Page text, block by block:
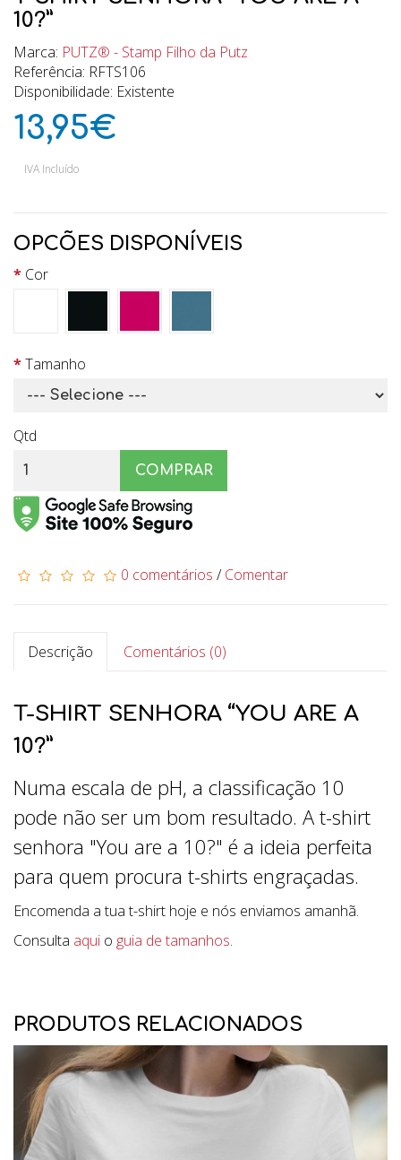
10?”
Marca: PUTZ® - Stamp Filho da Putz
Referência: RFTS106
Disponibilidade: Existente
13,95€
IVA Incluído
OPCÕES DISPONÍVEIS
Cor
Tamanho
Qtd
COMPRAR
0 comentários /Comentar
Descrição Comentários (0)
T-SHIRT SENHORA “YOU ARE A
10?”
Numa escala de pH, a classificação 10
pode não ser um bom resultado. A t-shirt
senhora "You are a 10?" é a ideia perfeita
para quem procura t-shirts engraçadas.
Encomenda a tua t-shirt hoje e nós enviamos amanhã.
Consulta aqui o guia de tamanhos.
PRODUTOS RELACIONADOS